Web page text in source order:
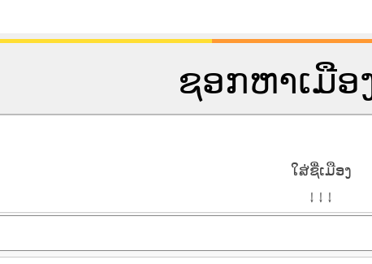
ຊອກຫາເມືອ
ໃສ່ຊື່ເມືອງ
↓ ↓ ↓